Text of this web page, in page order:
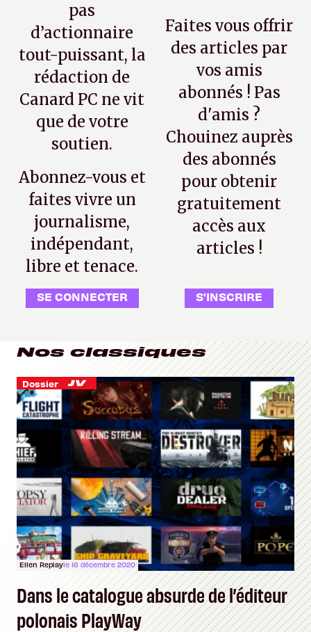
pas
d’actionnaire
tout-puissant, la
rédaction de
Canard PC ne vit
que de votre
soutien.
Abonnez-vous et
faites vivre un
journalisme,
indépendant,
libre et tenace.
SE CONNECTER
Faites vous offrir
des articles par
vos amis
abonnés ! Pas
d'amis ?
Chouinez auprès
des abonnés
pour obtenir
gratuitement
accès aux
articles !
S'INSCRIRE
Nos classiques
Dossier
Ellen Replayle 16 décembre 2020
Dans le catalogue absurde de l’éditeur
polonais PlayWay